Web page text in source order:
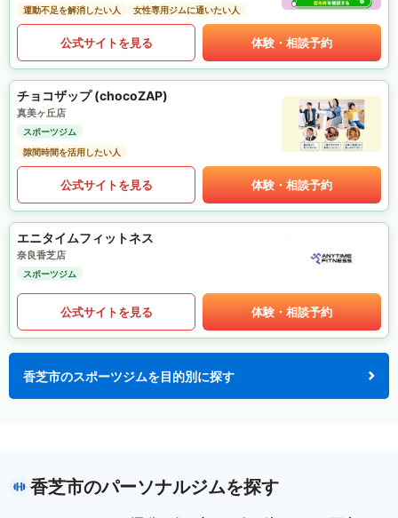
運動不足を解消したい人
女性専用ジムに通いたい人
公式サイトを見る 体験・相談予約
チョコザップ (chocoZAP)
真美ヶ丘店
スポーツジム
隙間時間を活用したい人
公式サイトを見る 体験・相談予約
エニタイムフィットネス
奈良香芝店
スポーツジム
公式サイトを見る 体験・相談予約
香芝市のスポーツジムを目的別に探す
香芝市のパーソナルジムを探す